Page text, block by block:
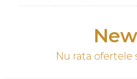
Nu rata